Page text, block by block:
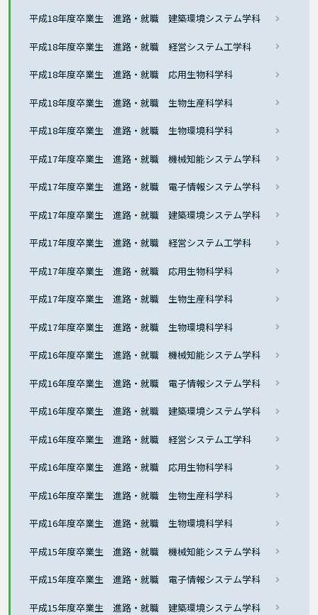
平成18年度卒業生 進路・就職 建築環境システム学科
平成18年度卒業生 進路・就職 経営システム工学科
平成18年度卒業生 進路・就職 応用生物科学科
平成18年度卒業生 進路・就職 生物生産科学科
平成18年度卒業生 進路・就職 生物環境科学科
平成17年度卒業生 進路・就職 機械知能システム学科
平成17年度卒業生 進路・就職 電子情報システム学科
平成17年度卒業生 進路・就職 建築環境システム学科
平成17年度卒業生 進路・就職 経営システム工学科
平成17年度卒業生 進路・就職 応用生物科学科
平成17年度卒業生 進路・就職 生物生産科学科
平成17年度卒業生 進路・就職 生物環境科学科
平成16年度卒業生 進路・就職 機械知能システム学科
平成16年度卒業生 進路・就職 電子情報システム学科
平成16年度卒業生 進路・就職 建築環境システム学科
平成16年度卒業生 進路・就職 経営システム工学科
平成16年度卒業生 進路・就職 応用生物科学科
平成16年度卒業生 進路・就職 生物生産科学科
平成16年度卒業生 進路・就職 生物環境科学科
平成15年度卒業生 進路・就職 機械知能システム学科
平成15年度卒業生 進路・就職 電子情報システム学科
平成15年度卒業生 進路・就職 建築環境システム学科